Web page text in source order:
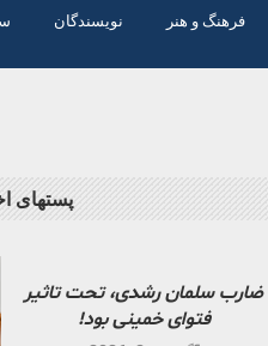
فرهنگ و هنر نویسندگان
پستهای
ضارب سلمان رشدی، تحت تاثیر
فتوای خمینی بود!